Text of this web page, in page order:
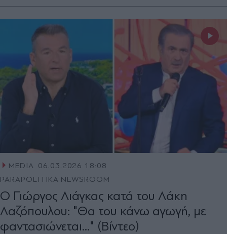
MEDIA
06.03.2026 18:08
PARAPOLITIKA NEWSROOM
Ο Γιώργος Λιάγκας κατά του Λάκη
Λαζόπουλου: "Θα του κάνω αγωγή, με
φαντασιώνεται..." (Βίντεο)